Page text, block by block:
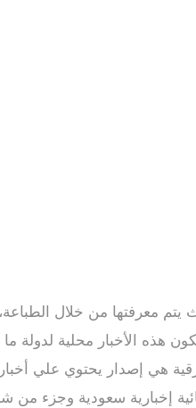
هذه الأخبار محلية لدولة
هي إصدار يحتوي